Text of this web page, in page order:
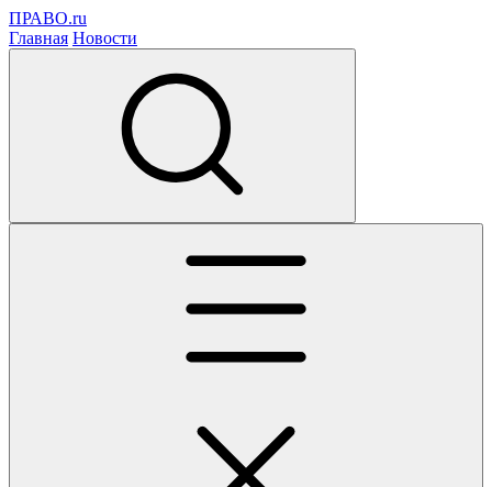
ПРАВО.ru
Главная Новости